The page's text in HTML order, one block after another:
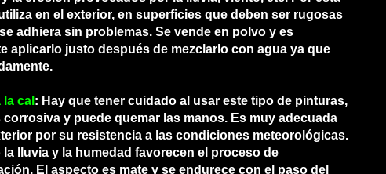
en el exterior, en superficies que deben ser rugosas
adhiera sin problemas. Se vende en polvo y es
aplicarlo justo después de mezclarlo con agua ya que
cal : Hay que tener cuidado al usar este tipo de pinturas,
corrosiva y puede quemar las manos. Es muy adecuada
por su resistencia a las condiciones meteorológicas.
la lluvia y la humedad favorecen el proceso de
El aspecto es mate y se endurece con el paso del